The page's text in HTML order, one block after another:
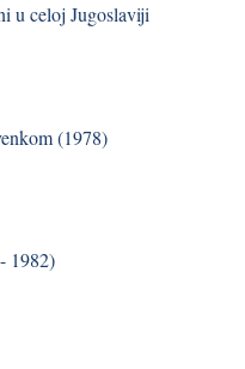
u celoj Jugoslaviji
(1978)
1982)